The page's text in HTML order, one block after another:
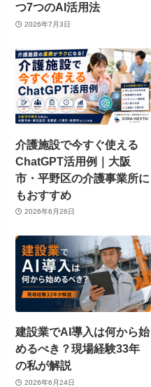
つ7つのAI活用法
2026年7月3日
介護施設で今すぐ使える
ChatGPT活用例｜大阪
市・平野区の介護事業所に
もおすすめ
2026年6月26日
建設業でAI導入は何から始
めるべき？現場経験33年
の私が解説
2026年6月24日